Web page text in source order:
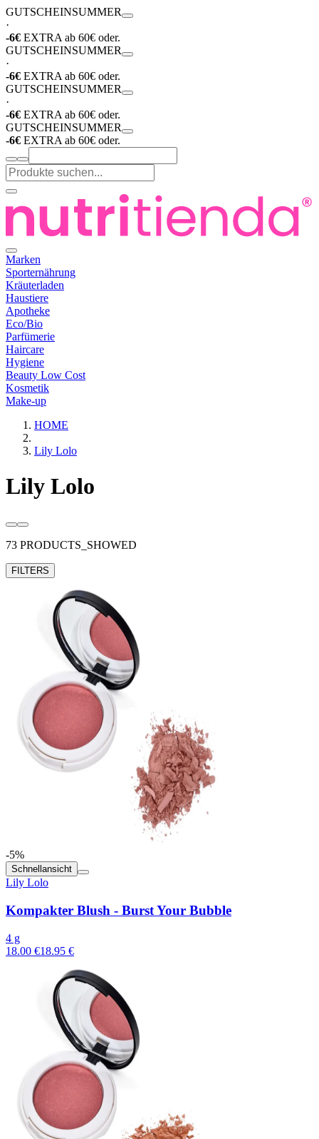
GUTSCHEINSUMMER
·
-6€ EXTRA ab 60€ oder.
GUTSCHEINSUMMER
·
-6€ EXTRA ab 60€ oder.
GUTSCHEINSUMMER
·
-6€ EXTRA ab 60€ oder.
GUTSCHEINSUMMER
-6€ EXTRA ab 60€ oder.
Marken
Sporternährung
Kräuterladen
Haustiere
Apotheke
Eco/Bio
Parfümerie
Haircare
Hygiene
Beauty Low Cost
Kosmetik
Make-up
HOME
Lily Lolo
Lily Lolo
73 PRODUCTS_SHOWED
FILTERS
-5%
Schnellansicht
Lily Lolo
Kompakter Blush - Burst Your Bubble
4 g
18.00 €18.95 €